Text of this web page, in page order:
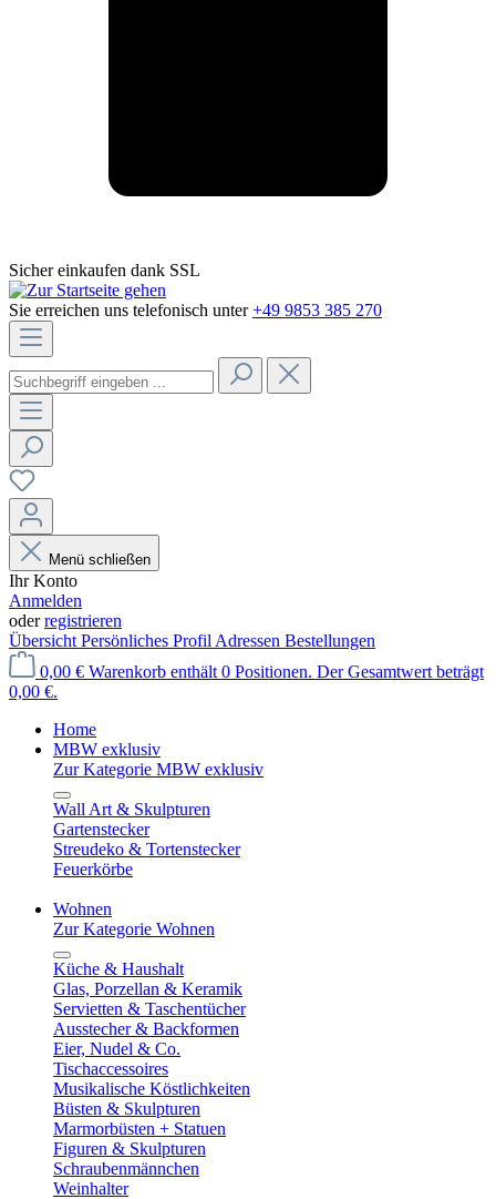
Sicher einkaufen dank SSL
Sie erreichen uns telefonisch unter +49 9853 385 270
Menü schließen
Ihr Konto
Anmelden
oderregistrieren
Übersicht Persönliches Profil Adressen Bestellungen
0,00 € Warenkorb enthält 0 Positionen. Der Gesamtwert beträgt
0,00 €.
Home
MBW exklusiv
Zur Kategorie MBW exklusiv
Wall Art & Skulpturen
Gartenstecker
Streudeko & Tortenstecker
Feuerkörbe
Wohnen
Zur Kategorie Wohnen
Küche & Haushalt
Glas, Porzellan & Keramik
Servietten & Taschentücher
Ausstecher & Backformen
Eier, Nudel & Co.
Tischaccessoires
Musikalische Köstlichkeiten
Büsten & Skulpturen
Marmorbüsten + Statuen
Figuren & Skulpturen
Schraubenmännchen
Weinhalter